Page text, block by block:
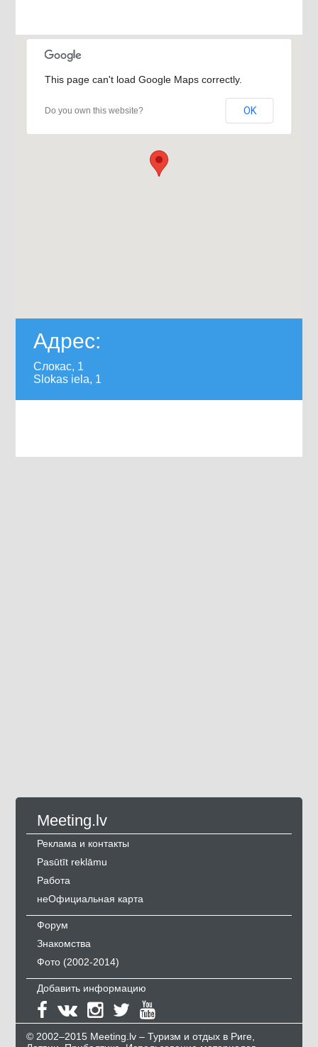
This page can't load Google Maps correctly.
Do you own this website? OK
Адрес:
Слокас, 1
Slokas iela, 1
Meeting.lv
Реклама и контакты
Pasūtīt reklāmu
Работа
неОфициальная карта
Форум
Знакомства
Фото (2002-2014)
Добавить информацию
© 2002–2015 Meeting.lv – Туризм и отдых в Риге,